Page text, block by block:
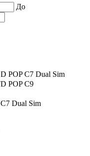
До
POP C7 Dual Sim
POP C9
Dual Sim